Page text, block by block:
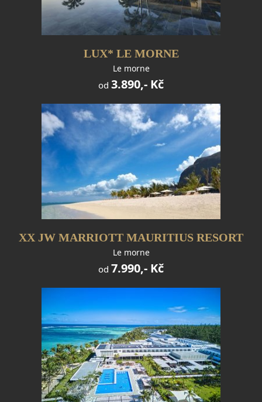
LUX* LE MORNE
Le morne
od 3.890,- Kč
XX JW MARRIOTT MAURITIUS RESORT
Le morne
od 7.990,- Kč